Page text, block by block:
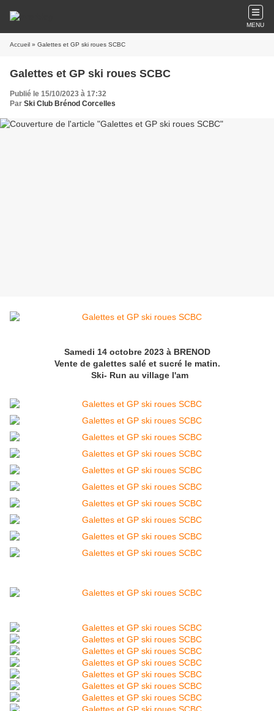
MENU
Accueil » Galettes et GP ski roues SCBC
Galettes et GP ski roues SCBC
Publié le 15/10/2023 à 17:32
Par Ski Club Brénod Corcelles
Samedi 14 octobre 2023 à BRENOD
Vente de galettes salé et sucré le matin.
Ski- Run au village l'am